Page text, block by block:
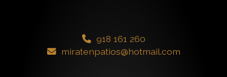
918 161 260
miratenpatios
hotmail.com